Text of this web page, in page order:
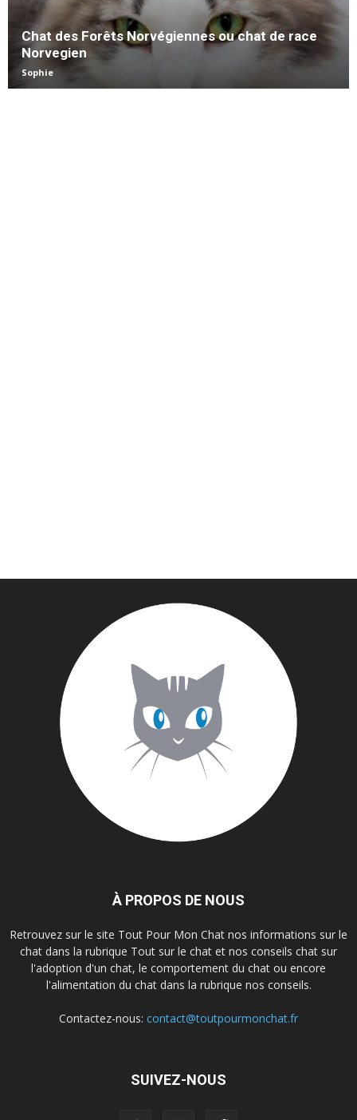
Chat des Forêts Norvégiennes ou chat de race
Norvegien
Sophie
À PROPOS DE NOUS
Retrouvez sur le site Tout Pour Mon Chat nos informations sur le
chat dans la rubrique Tout sur le chat et nos conseils chat sur
l'adoption d'un chat, le comportement du chat ou encore
l'alimentation du chat dans la rubrique nos conseils.
Contactez-nous: contact@toutpourmonchat.fr
SUIVEZ-NOUS